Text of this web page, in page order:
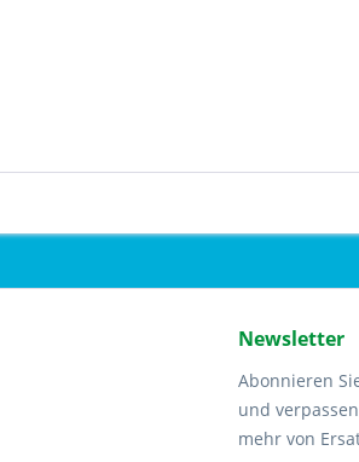
Newsletter
Abonnieren
und
mehr von